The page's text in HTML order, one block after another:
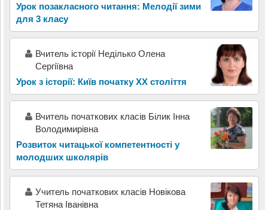
Урок позакласного читання: Мелодії зими
для 3 класу
Вчитель історії Неділько Олена
Сергіївна
Урок з історії: Київ початку ХХ століття
Вчитель початкових класів Білик Інна
Володимирівна
Розвиток читацької компетентності у
молодших школярів
Учитель початкових класів Новікова
Тетяна Іванівна